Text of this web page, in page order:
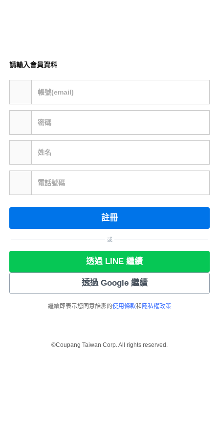
請輸入會員資料
帳號(email)
密碼
姓名
電話號碼
註冊
或
透過 LINE 繼續
透過 Google 繼續
繼續即表示您同意酷澎的使用條款和 隱私權政策
©Coupang Taiwan Corp. All rights reserved.